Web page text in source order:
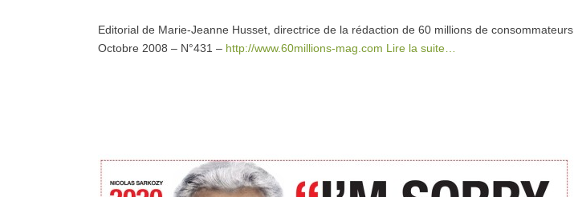
Editorial de Marie-Jeanne Husset, directrice de la rédaction de 60 millions de consommateurs
Octobre 2008 – N°431 – http://www.60millions-mag.com Lire la suite…